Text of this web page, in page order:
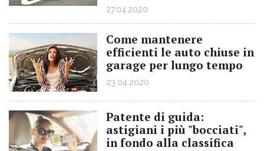
27.04.2020
Come mantenere
efficienti le auto chiuse in
garage per lungo tempo
23.04.2020
Patente di guida:
astigiani i più "bocciati",
in fondo alla classifica